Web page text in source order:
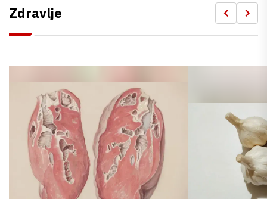
Zdravlje